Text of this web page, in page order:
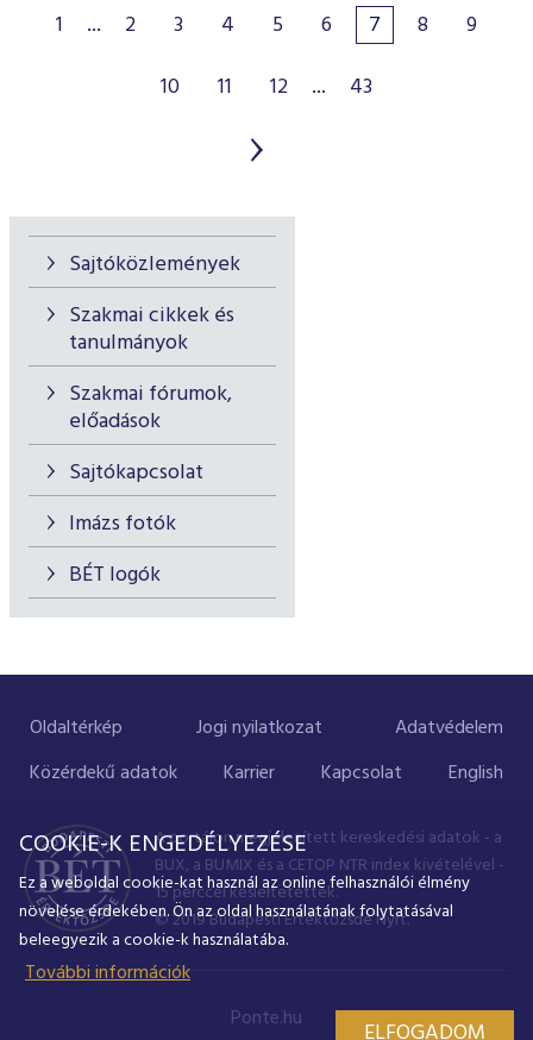
Sajtóközlemények
Szakmai cikkek és
tanulmányok
Szakmai fórumok,
előadások
Sajtókapcsolat
Imázs fotók
BÉT logók
1 ... 2 3 4 5 6 7 8
9
10
11 12 ... 43
Oldaltérkép Jogi nyilatkozat
Adatvédelem
Közérdekű adatok
Karrier Kapcsolat English
A portálon megjelenített kereskedési adatok - a
BUX, a BUMIX és a CETOP NTR index kivételével -
15 perccel késleltetettek.
© 2019 Budapesti Értéktőzsde Nyrt.
Ponte.hu
COOKIE-K ENGEDÉLYEZÉSE
Ez a weboldal cookie-kat használ az online felhasználói élmény
növelése érdekében. Ön az oldal használatának folytatásával
beleegyezik a cookie-k használatába.
További információk
ELFOGADOM